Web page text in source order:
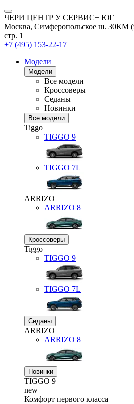
ЧЕРИ ЦЕНТР У СЕРВИС+ ЮГ
Москва, Симферопольское ш. 30КМ
стр. 1
+7 (495) 153-22-17
Модели
Модели
Все модели
Кроссоверы
Седаны
Новинки
Все модели
Tiggo
TIGGO 9
TIGGO 7L
ARRIZO
ARRIZO 8
Кроссоверы
Tiggo
TIGGO 9
TIGGO 7L
Седаны
ARRIZO
ARRIZO 8
Новинки
TIGGO 9
new
Комфорт первого класса